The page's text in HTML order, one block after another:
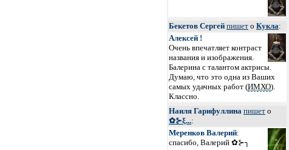
Бекетов Сергей пишет о Кукла:
Алексей !
Очень впечатляет контраст
названия и изображения.
Балерина с талантом актрисы.
Думаю, что это одна из Ваших
самых удачных работ (ИМХО).
Классно.
Наиля Гарифуллина пишет о
✿⊱ξ...:
Меренков Валерий:
спасибо, Валерий ✿⊱╮